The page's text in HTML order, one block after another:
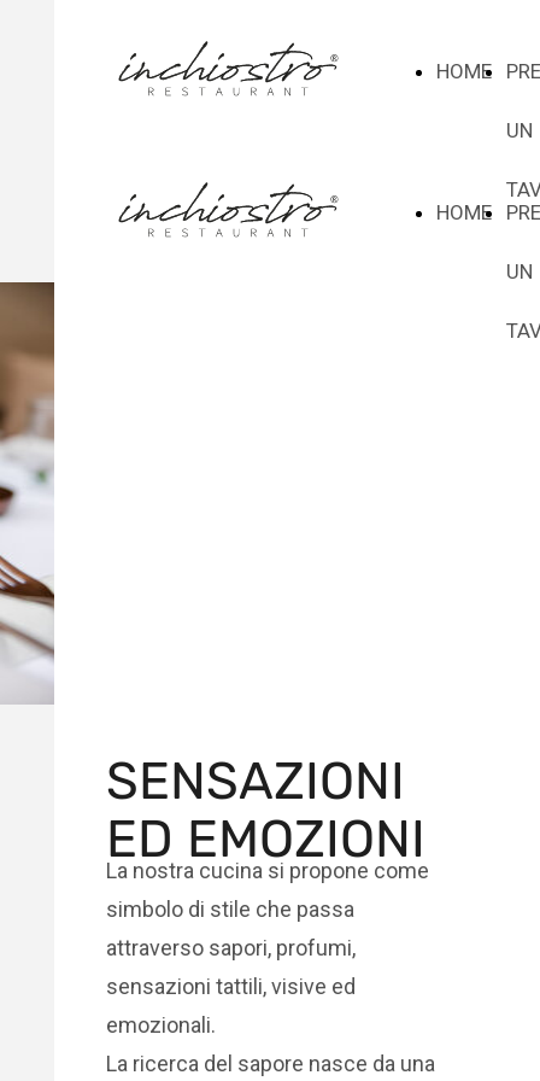
HOME
UN
HOME
UN
SENSAZIONI
ED EMOZIONI
La nostra cucina si propone come
simbolo di stile che passa
attraverso sapori, profumi,
sensazioni tattili, visive ed
emozionali.
La ricerca del sapore nasce da una